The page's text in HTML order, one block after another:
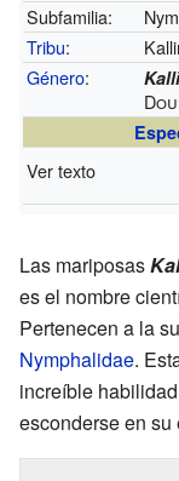
Subfamilia:
Tribu:
Género:
Ver texto
Las mariposas
es el nombre
Pertenecen a la
Nymphalidae.
increíble
esconderse en su